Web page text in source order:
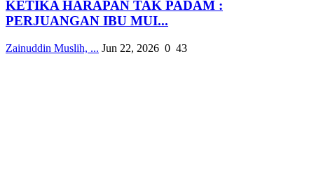
KETIKA HARAPAN TAK PADAM :
PERJUANGAN IBU MUI...
Zainuddin Muslih, ... Jun 22, 2026 0 43